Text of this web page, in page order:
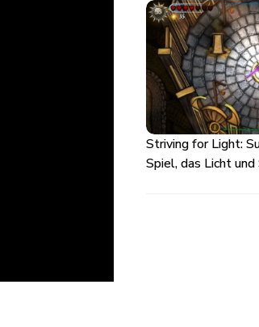
Striving for Light:
Spiel, das Licht